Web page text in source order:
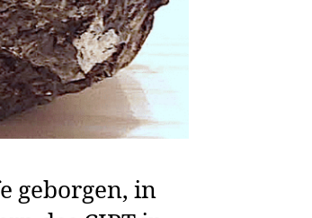
geborgen, in